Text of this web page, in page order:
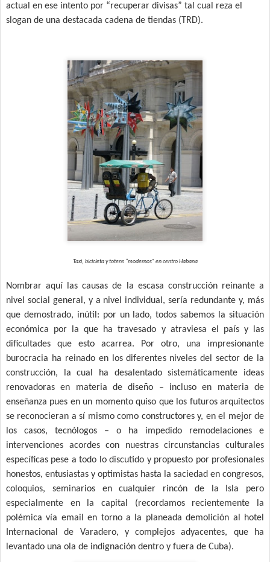
actual en ese intento por “recuperar divisas” tal cual reza el
slogan de una destacada cadena de tiendas (TRD).
Taxi, bicicleta y totens “modernos” en centro Habana
Nombrar aquí las causas de la escasa construcción reinante a
nivel social general, y a nivel individual, sería redundante y, más
que demostrado, inútil: por un lado, todos sabemos la situación
económica por la que ha travesado y atraviesa el país y las
dificultades que esto acarrea. Por otro, una impresionante
burocracia ha reinado en los diferentes niveles del sector de la
construcción, la cual ha desalentado sistemáticamente ideas
renovadoras en materia de diseño – incluso en materia de
enseñanza pues en un momento quiso que los futuros arquitectos
se reconocieran a sí mismo como constructores y, en el mejor de
los casos, tecnólogos – o ha impedido remodelaciones e
intervenciones acordes con nuestras circunstancias culturales
específicas pese a todo lo discutido y propuesto por profesionales
honestos, entusiastas y optimistas hasta la saciedad en congresos,
coloquios, seminarios en cualquier rincón de la Isla pero
especialmente en la capital (recordamos recientemente la
polémica vía email en torno a la planeada demolición al hotel
Internacional de Varadero, y complejos adyacentes, que ha
levantado una ola de indignación dentro y fuera de Cuba).